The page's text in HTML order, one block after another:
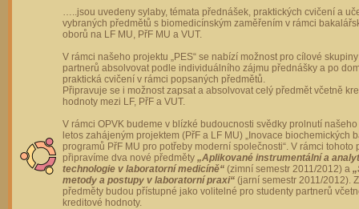
…..jsou uvedeny sylaby, témata přednášek, praktických cvičení a
vybraných předmětů s biomedicínským zaměřením v rámci
oborů na LF MU, PřF MU a VUT.
V rámci našeho projektu „PES“ se nabízí možnost pro cílové
partnerů absolvovat podle individuálního zájmu přednášky a po
praktická cvičení v rámci popsaných předmětů.
Připravuje se i možnost zapsat a absolvovat celý předmět včetně
hodnoty mezi LF, PřF a VUT.
V rámci OPVK budeme v blízké budoucnosti svědky prolnutí
letos zahájeným projektem (PřF a LF MU) „Inovace biochemických
programů PřF MU pro potřeby moderní společnosti“. V rámci tohoto
připravíme dva nové předměty „Aplikované instrumentální a
technologie v laboratorní medicíně“ (zimní semestr 2011/2012) a
metody a postupy v laboratorní praxi“ (jarní semestr 2011/2012).
předměty budou přístupné jako volitelné pro studenty partnerů
kreditové hodnoty.